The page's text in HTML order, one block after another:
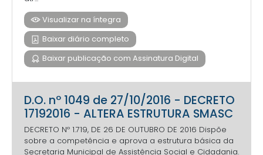
Visualizar na íntegra
Baixar diário completo
Baixar publicação com Assinatura Digital
D.O. nº 1049 de 27/10/2016 - DECRETO
17192016 - ALTERA ESTRUTURA SMASC
DECRETO Nº 1.719, DE 26 DE OUTUBRO DE 2016 Dispõe
sobre a competência e aprova a estrutura básica da
Secretaria Municipal de Assistência Social e Cidadania.